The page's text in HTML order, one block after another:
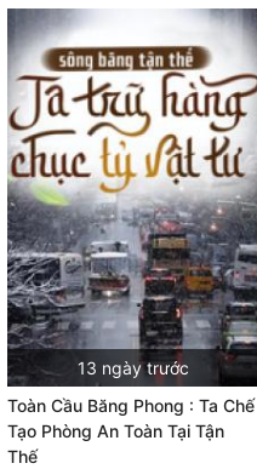
13 ngày trước
Toàn Cầu Băng Phong : Ta Chế
Tạo Phòng An Toàn Tại Tận
Thế